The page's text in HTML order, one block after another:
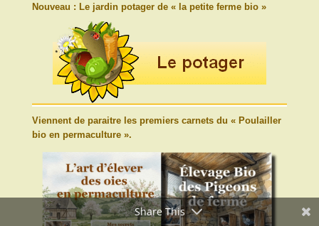
Nouveau : Le jardin potager de « la petite ferme bio »
Viennent de paraitre les premiers carnets du « Poulailler
bio en permaculture ».
Share This